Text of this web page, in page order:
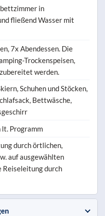
in
fließend Wasser mit
7x Abendessen. Die
Trockenspeisen,
werden.
Schuhen und Stöcken,
Bettwäsche,
Programm
durch örtlichen,
auf ausgewählten
Reiseleitung durch